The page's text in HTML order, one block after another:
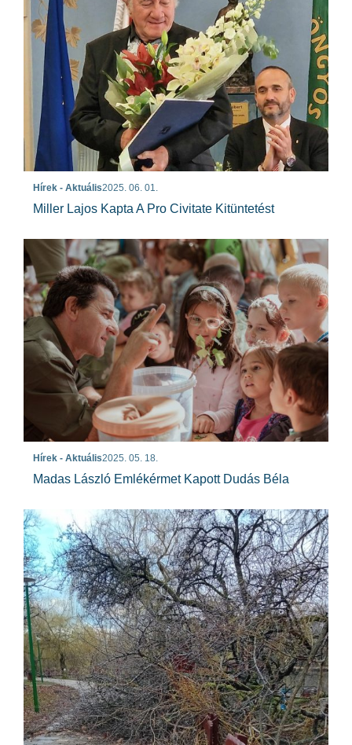
Hírek - Aktuális2025. 06. 01.
Miller Lajos Kapta A Pro Civitate Kitüntetést
Hírek - Aktuális2025. 05. 18.
Madas László Emlékérmet Kapott Dudás Béla